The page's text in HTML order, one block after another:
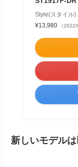
Style(スタイル)
¥13,980
（
新しいモデルは